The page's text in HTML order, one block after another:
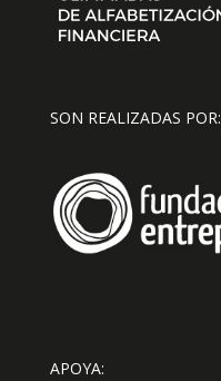
SON REALIZADAS POR:
APOYA: